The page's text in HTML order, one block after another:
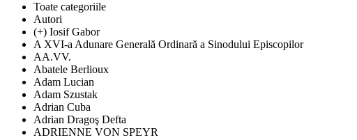
Toate categoriile
Autori
(+) Iosif Gabor
A XVI-a Adunare Generală Ordinară a Sinodului Episcopilor
AA.VV.
Abatele Berlioux
Adam Lucian
Adam Szustak
Adrian Cuba
Adrian Dragoş Defta
ADRIENNE VON SPEYR